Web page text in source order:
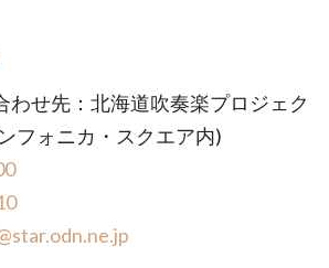
わせ先：北海道吹奏楽プロジェク
フォニカ・スクエア内)